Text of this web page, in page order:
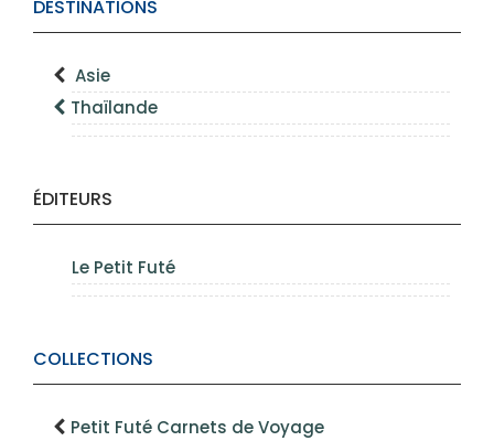
DESTINATIONS
Asie
Thaïlande
ÉDITEURS
Le Petit Futé
COLLECTIONS
Petit Futé Carnets de Voyage